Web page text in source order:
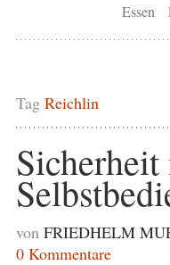
Essen
Tag Reichlin
von FRIEDHELM
0 Kommentare